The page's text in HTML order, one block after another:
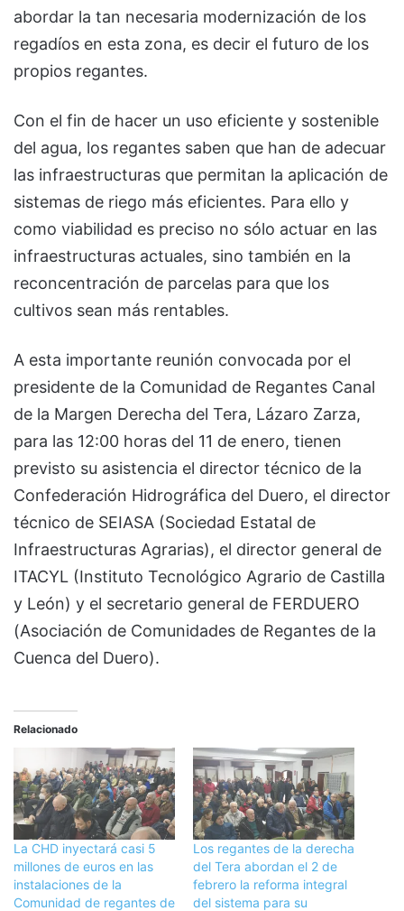
abordar la tan necesaria modernización de los
regadíos en esta zona, es decir el futuro de los
propios regantes.
Con el fin de hacer un uso eficiente y sostenible
del agua, los regantes saben que han de adecuar
las infraestructuras que permitan la aplicación de
sistemas de riego más eficientes. Para ello y
como viabilidad es preciso no sólo actuar en las
infraestructuras actuales, sino también en la
reconcentración de parcelas para que los
cultivos sean más rentables.
A esta importante reunión convocada por el
presidente de la Comunidad de Regantes Canal
de la Margen Derecha del Tera, Lázaro Zarza,
para las 12:00 horas del 11 de enero, tienen
previsto su asistencia el director técnico de la
Confederación Hidrográfica del Duero, el director
técnico de SEIASA (Sociedad Estatal de
Infraestructuras Agrarias), el director general de
ITACYL (Instituto Tecnológico Agrario de Castilla
y León) y el secretario general de FERDUERO
(Asociación de Comunidades de Regantes de la
Cuenca del Duero).
Relacionado
La CHD inyectará casi 5
millones de euros en las
instalaciones de la
Comunidad de regantes de
Los regantes de la derecha
del Tera abordan el 2 de
febrero la reforma integral
del sistema para su